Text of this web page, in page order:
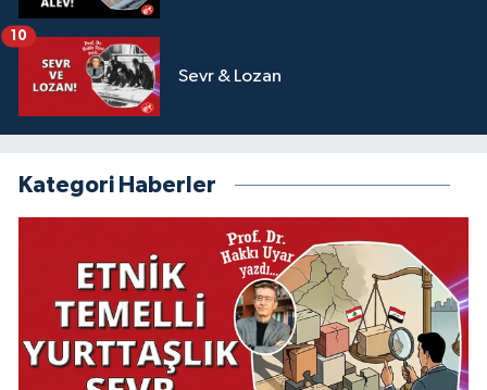
Sevr & Lozan
10
Kategori Haberler